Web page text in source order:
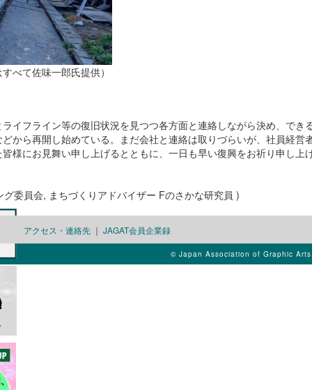
べて佐味一郎氏提供）
イフライン等の復旧状況を見つつ各方面と連絡しながら決め、でき
から再開し始めている。まだ会社と連絡は取りづらいが、社員経営
様にお見舞い申し上げるとともに、一日も早い復興をお祈り申し上
委員会, まちづくりアドバイザー Fのさかな研究員 )
アクセス・連絡先 ｜ JAGAT会員企業録
© Japan Association of Graphic